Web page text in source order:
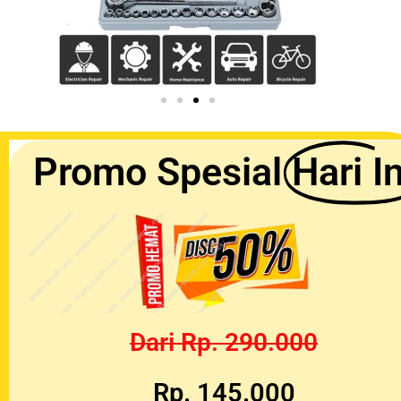
Promo SpesialHari
Dari Rp. 290.000
Rp. 145.000